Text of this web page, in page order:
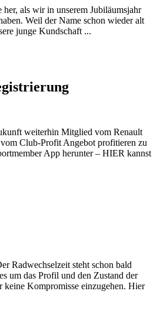
her, als wir in unserem Jubiläumsjahr
Weil der Name schon wieder alt
junge Kundschaft ...
weiterhin Mitglied vom Renault
Club-Profit Angebot profitieren zu
App herunter – HIER kannst
Radwechselzeit steht schon bald
um das Profil und den Zustand der
keine Kompromisse einzugehen. Hier